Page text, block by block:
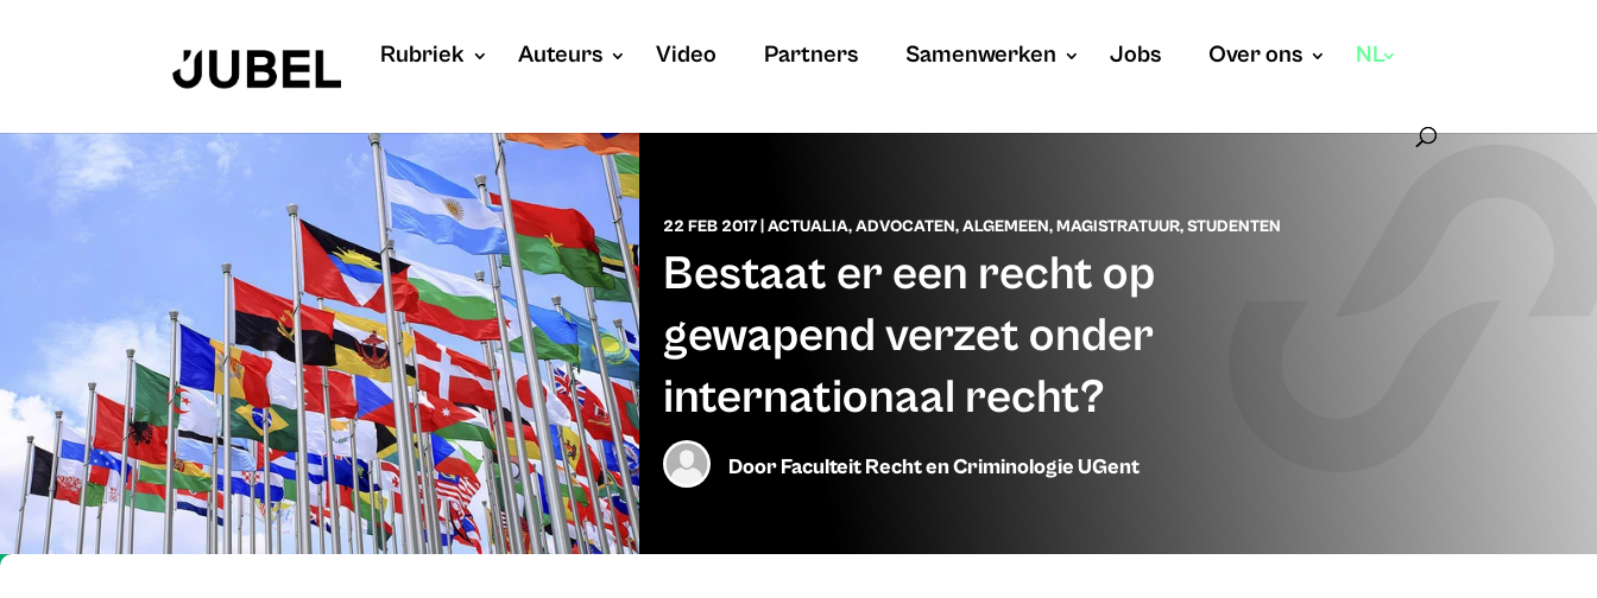
Rubriek Auteurs Video Partners Samenwerken Jobs Over ons NL
22 FEB 2017| ACTUALIA,ADVOCATEN,ALGEMEEN,MAGISTRATUUR,STUDENTEN
Bestaat er een recht op
gewapend verzet onder
internationaal recht?
DoorFaculteit Recht en Criminologie UGent